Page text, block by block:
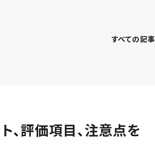
すべての記事
、評価項目、注意点を